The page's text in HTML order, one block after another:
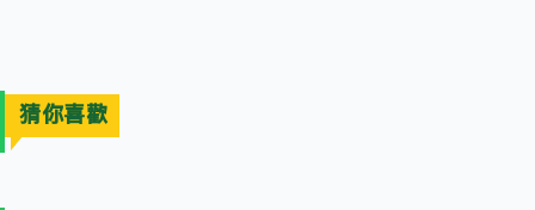
猜你喜歡